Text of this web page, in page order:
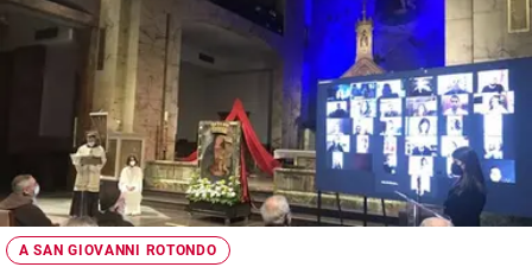
A SAN GIOVANNI ROTONDO